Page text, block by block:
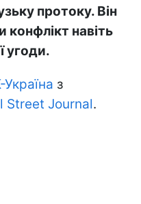
протоку. Він
навіть
угоди.
з
Street Journal.